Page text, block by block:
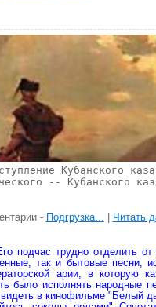
Кубанского
-- Кубанского
- Подгрузка... Читать
подчас трудно отделить
так и бытовые песни,
арии, в которую
было исполнять народные
в кинофильме "Белый